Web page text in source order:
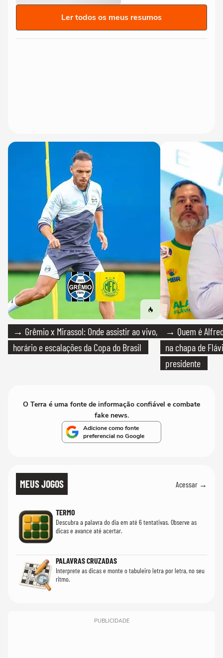
Ler todos os meus resumos
→ Grêmio x Mirassol: Onde assistir ao vivo,
horário e escalações da Copa do Brasil
→ Quem é
na chapa de
presidente
O Terra é uma fonte de informação confiável e combate
fake news.
Adicione como fonte
preferencial no Google
MEUS JOGOS Acessar →
TERMO
Descubra a palavra do dia em até 6 tentativas. Observe as
dicas e avance até acertar.
PALAVRAS CRUZADAS
Interprete as dicas e monte o tabuleiro letra por letra, no seu
ritmo.
PUBLICIDADE